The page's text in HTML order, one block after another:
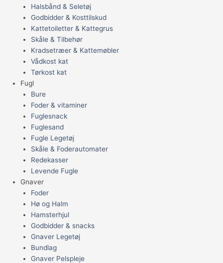
Halsbånd & Seletøj
Godbidder & Kosttilskud
Kattetoiletter & Kattegrus
Skåle & Tilbehør
Kradsetræer & Kattemøbler
Vådkost kat
Tørkost kat
Fugl
Bure
Foder & vitaminer
Fuglesnack
Fuglesand
Fugle Legetøj
Skåle & Foderautomater
Redekasser
Levende Fugle
Gnaver
Foder
Hø og Halm
Hamsterhjul
Godbidder & snacks
Gnaver Legetøj
Bundlag
Gnaver Pelspleje